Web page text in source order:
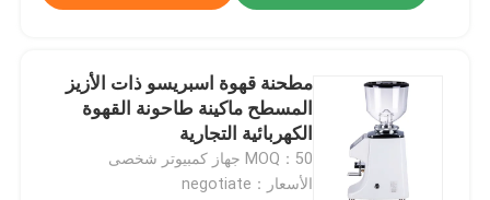
مطحنة قهوة اسبريسو ذات الأزيز
المسطح ماكينة طاحونة القهوة
الكهربائية التجارية
MOQ：50 جهاز كمبيوتر شخصى
الأسعار：negotiate